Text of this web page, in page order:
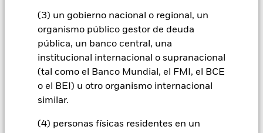
(3) un gobierno nacional o regional, un
organismo público gestor de deuda
pública, un banco central, una
institucional internacional o supranacional
(tal como el Banco Mundial, el FMI, el BCE
o el BEI) u otro organismo internacional
similar.
(4) personas físicas residentes en un
subir o bajar, y no están garantizados. Es posible que los
Todas las clases de acciones con cobertura de divisas de este
fondo utilizan derivados para cubrir el riesgo de divisas. El
uso de derivados para una clase de acciones podría conllevar
un posible riesgo de contagio (también denominado «spill-
over») a otras clases de acciones del fondo. La sociedad
gestora del fondo se asegurará de que se dispone de los
contagio a otras clases de acciones. En el menú desplegable